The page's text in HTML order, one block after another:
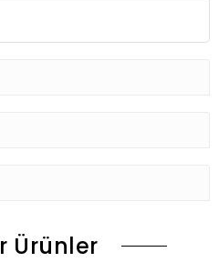
Ürünler